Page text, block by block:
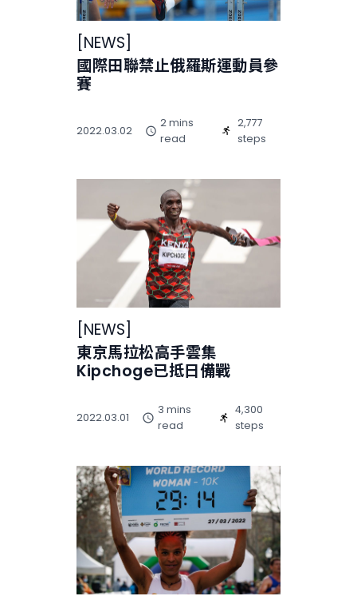
[NEWS]
國際田聯禁止俄羅斯運動員參
賽
2022.03.02
2 mins
read
2,777
steps
NEWS
東京馬拉松高手雲集
Kipchoge已抵日備戰
2022.03.01
3 mins
read
4,300
steps